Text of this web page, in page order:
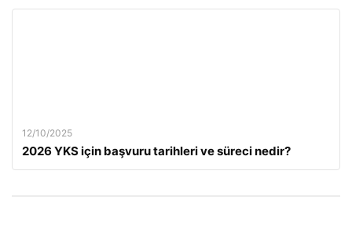
12/10/2025
2026 YKS için başvuru tarihleri ve süreci nedir?